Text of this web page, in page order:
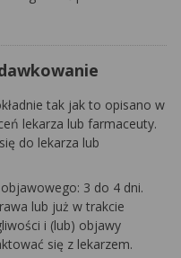
tak jak to opisano w
lekarza lub farmaceuty.
do lekarza lub
3 do 4 dni.
lub już w trakcie
i (lub) objawy
się z lekarzem.